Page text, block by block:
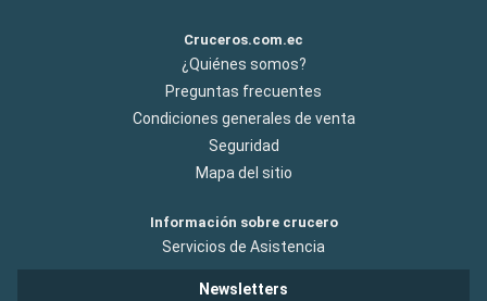
Cruceros.com.ec
¿Quiénes somos?
Preguntas frecuentes
Condiciones generales de venta
Seguridad
Mapa del sitio
Información sobre crucero
Servicios de Asistencia
Newsletters